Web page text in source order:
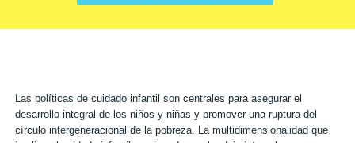
Las políticas de cuidado infantil son centrales para asegurar el
desarrollo integral de los niños y niñas y promover una ruptura del
círculo intergeneracional de la pobreza. La multidimensionalidad que